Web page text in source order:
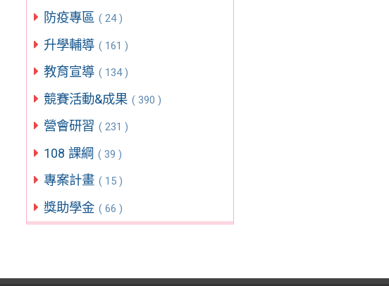
防疫專區 ( 24 )
升學輔導 ( 161 )
教育宣導 ( 134 )
競賽活動&成果 ( 390 )
營會研習 ( 231 )
108 課綱 ( 39 )
專案計畫 ( 15 )
獎助學金 ( 66 )